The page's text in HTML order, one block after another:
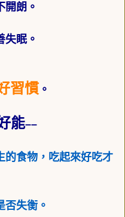
開朗。
失眠。
習慣 。
能––
的食物，吃起來好吃才
否失衡。